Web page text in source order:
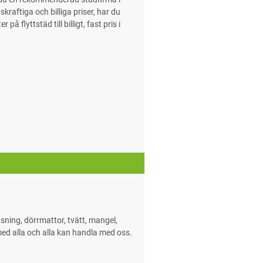
och billiga priser, har du
på flyttstäd till billigt, fast pris i
dörrmattor, tvätt, mangel,
alla och alla kan handla med oss.